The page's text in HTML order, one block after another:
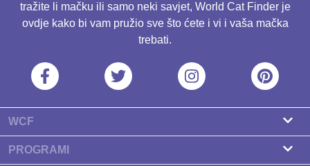
tražite li mačku ili samo neki savjet, World Cat Finder je
ovdje kako bi vam pružio sve što ćete i vi i vaša mačka
trebati.
WCF
O nama
PROGRAMI